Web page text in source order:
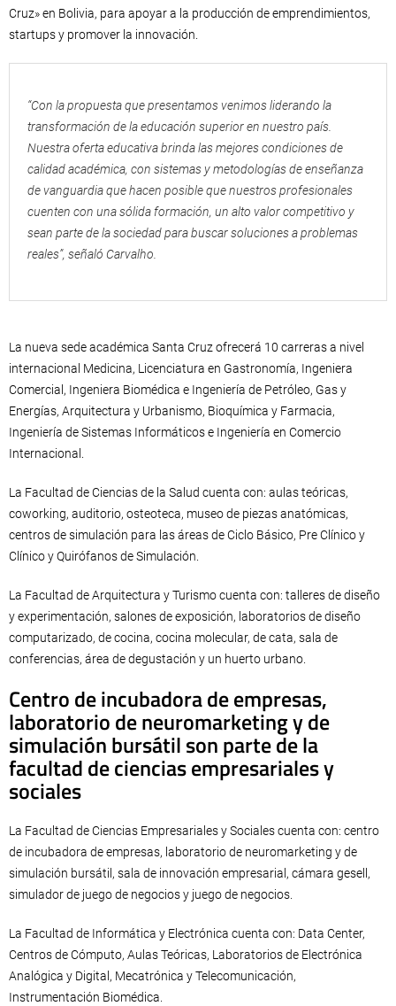
Cruz» en Bolivia, para apoyar a la producción de emprendimientos,
startups y promover la innovación.
“Con la propuesta que presentamos venimos liderando la
transformación de la educación superior en nuestro país.
Nuestra oferta educativa brinda las mejores condiciones de
calidad académica, con sistemas y metodologías de enseñanza
de vanguardia que hacen posible que nuestros profesionales
cuenten con una sólida formación, un alto valor competitivo y
sean parte de la sociedad para buscar soluciones a problemas
reales”, señaló Carvalho.
La nueva sede académica Santa Cruz ofrecerá 10 carreras a nivel
internacional Medicina, Licenciatura en Gastronomía, Ingeniera
Comercial, Ingeniera Biomédica e Ingeniería de Petróleo, Gas y
Energías, Arquitectura y Urbanismo, Bioquímica y Farmacia,
Ingeniería de Sistemas Informáticos e Ingeniería en Comercio
Internacional.
La Facultad de Ciencias de la Salud cuenta con: aulas teóricas,
coworking, auditorio, osteoteca, museo de piezas anatómicas,
centros de simulación para las áreas de Ciclo Básico, Pre Clínico y
Clínico y Quirófanos de Simulación.
La Facultad de Arquitectura y Turismo cuenta con: talleres de diseño
y experimentación, salones de exposición, laboratorios de diseño
computarizado, de cocina, cocina molecular, de cata, sala de
conferencias, área de degustación y un huerto urbano.
Centro de incubadora de empresas,
laboratorio de neuromarketing y de
simulación bursátil son parte de la
facultad de ciencias empresariales y
sociales
La Facultad de Ciencias Empresariales y Sociales cuenta con: centro
de incubadora de empresas, laboratorio de neuromarketing y de
simulación bursátil, sala de innovación empresarial, cámara gesell,
simulador de juego de negocios y juego de negocios.
La Facultad de Informática y Electrónica cuenta con: Data Center,
Centros de Cómputo, Aulas Teóricas, Laboratorios de Electrónica
Analógica y Digital, Mecatrónica y Telecomunicación,
Instrumentación Biomédica.